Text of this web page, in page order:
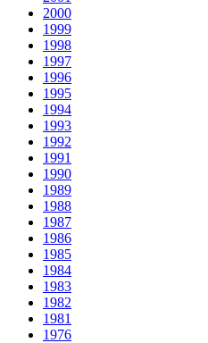
2000
1999
1998
1997
1996
1995
1994
1993
1992
1991
1990
1989
1988
1987
1986
1985
1984
1983
1982
1981
1976